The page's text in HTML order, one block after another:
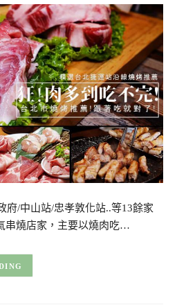
府/中山站/忠孝敦化站..等13餘家
串燒店家，主要以燒肉吃…